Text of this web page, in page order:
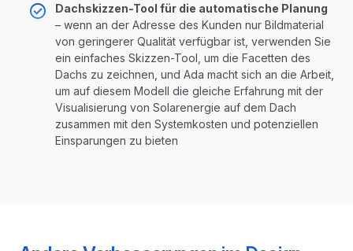
Dachskizzen-Tool für die automatische Planung
– wenn an der Adresse des Kunden nur Bildmaterial
von geringerer Qualität verfügbar ist, verwenden Sie
ein einfaches Skizzen-Tool, um die Facetten des
Dachs zu zeichnen, und Ada macht sich an die Arbeit,
um auf diesem Modell die gleiche Erfahrung mit der
Visualisierung von Solarenergie auf dem Dach
zusammen mit den Systemkosten und potenziellen
Einsparungen zu bieten